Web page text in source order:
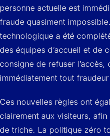
personne actuelle est
fraude quasiment
technologique a été
des équipes d’accueil et de
consigne de refuser l’accès,
immédiatement tout
Ces nouvelles règles ont
clairement aux visiteurs,
de triche. La politique zéro